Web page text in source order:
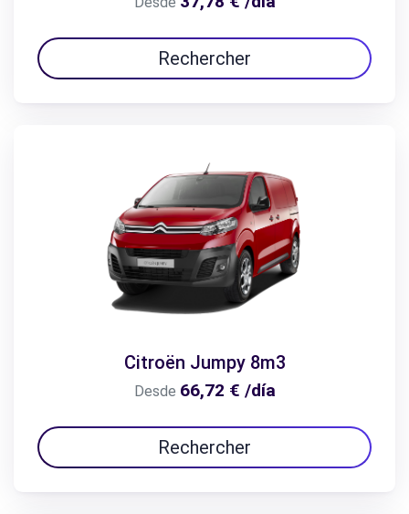
Rechercher
Citroën Jumpy 8m3
Desde 66,72 € /día
Rechercher